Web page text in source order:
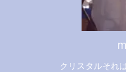
クリスタルそれ